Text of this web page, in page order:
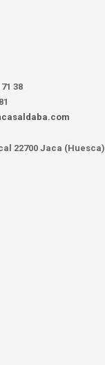
38
22700 Jaca (Huesca)